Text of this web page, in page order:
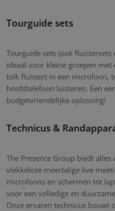
Tourguide sets
Tourguide sets (ook
ideaal voor kleine groepen met
tolk fluistert in een microfoon,
hoofdtelefoon luisteren. Een
budgetvriendelijke oplossing!
Technicus &
The Presence Group biedt
vlekkeloze meertalige live
microfoons en schermen tot
voor een volledige en
Onze ervaren technicus bouwt